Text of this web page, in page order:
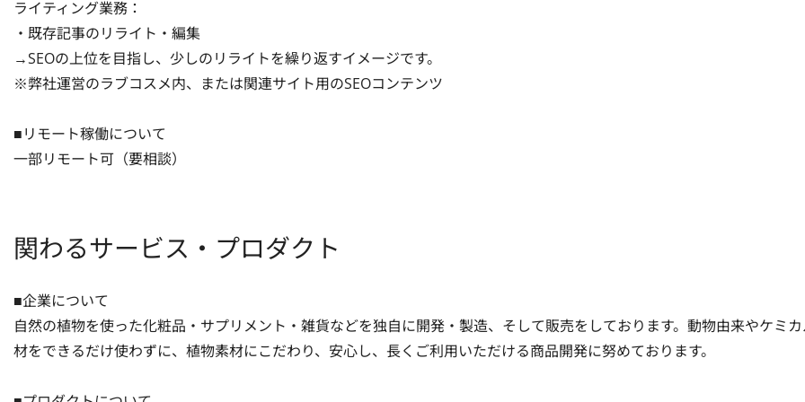
ライティング業務：
・既存記事のリライト・編集
→SEOの上位を目指し、少しのリライトを繰り返すイメージです。
※弊社運営のラブコスメ内、または関連サイト用のSEOコンテンツ
■リモート稼働について
一部リモート可（要相談）
関わるサービス・プロダクト
■企業について
自然の植物を使った化粧品・サプリメント・雑貨などを独自に開発・製造、そして販売をしております。動物由来やケミ
材をできるだけ使わずに、植物素材にこだわり、安心し、長くご利用いただける商品開発に努めております。